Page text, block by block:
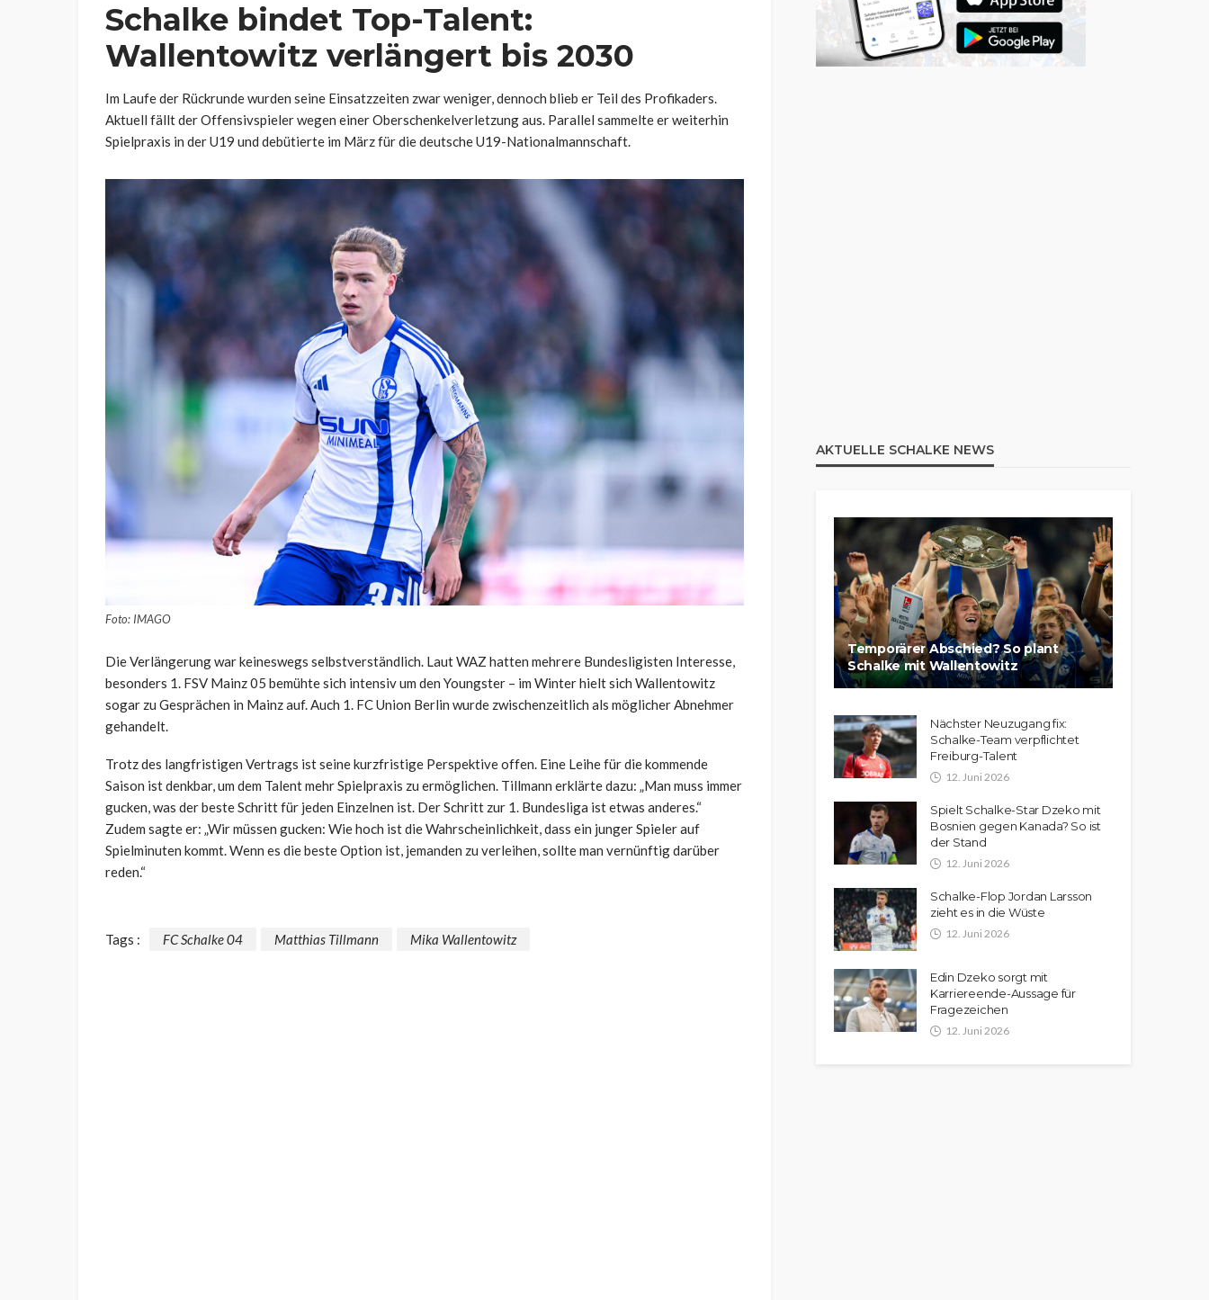
Schalke bindet Top-Talent:
Wallentowitz verlängert bis 2030
Im Laufe der Rückrunde wurden seine Einsatzzeiten zwar weniger, dennoch blieb er Teil des Profikaders.
Aktuell fällt der Offensivspieler wegen einer Oberschenkelverletzung aus. Parallel sammelte er weiterhin
Spielpraxis in der U19 und debütierte im März für die deutsche U19-Nationalmannschaft.
Foto: IMAGO
Die Verlängerung war keineswegs selbstverständlich. Laut WAZ hatten mehrere Bundesligisten Interesse,
besonders 1. FSV Mainz 05 bemühte sich intensiv um den Youngster – im Winter hielt sich Wallentowitz
sogar zu Gesprächen in Mainz auf. Auch 1. FC Union Berlin wurde zwischenzeitlich als möglicher Abnehmer
gehandelt.
Trotz des langfristigen Vertrags ist seine kurzfristige Perspektive offen. Eine Leihe für die kommende
Saison ist denkbar, um dem Talent mehr Spielpraxis zu ermöglichen. Tillmann erklärte dazu: „Man muss immer
gucken, was der beste Schritt für jeden Einzelnen ist. Der Schritt zur 1. Bundesliga ist etwas anderes.“
Zudem sagte er: „Wir müssen gucken: Wie hoch ist die Wahrscheinlichkeit, dass ein junger Spieler auf
Spielminuten kommt. Wenn es die beste Option ist, jemanden zu verleihen, sollte man vernünftig darüber
reden.“
Tags : FC Schalke 04 Matthias Tillmann Mika Wallentowitz
AKTUELLE SCHALKE NEWS
Temporärer Abschied? So plant
Schalke mit Wallentowitz
Nächster Neuzugang fix:
Schalke-Team verpflichtet
Freiburg-Talent
12. Juni 2026
Spielt Schalke-Star Dzeko mit
Bosnien gegen Kanada? So ist
der Stand
12. Juni 2026
Schalke-Flop Jordan Larsson
zieht es in die Wüste
12. Juni 2026
Edin Dzeko sorgt mit
Karriereende-Aussage für
Fragezeichen
12. Juni 2026